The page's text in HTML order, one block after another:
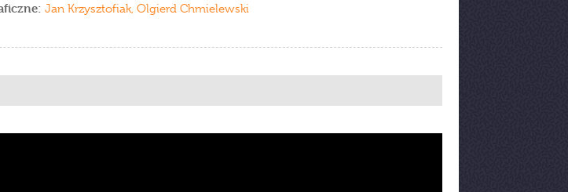
Jan Krzysztofiak, Olgierd Chmielewski